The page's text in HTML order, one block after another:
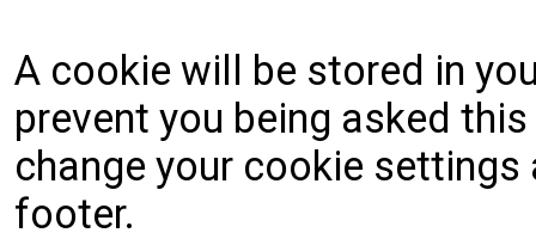
A cookie will be stored in
prevent you being asked
change your cookie
footer.